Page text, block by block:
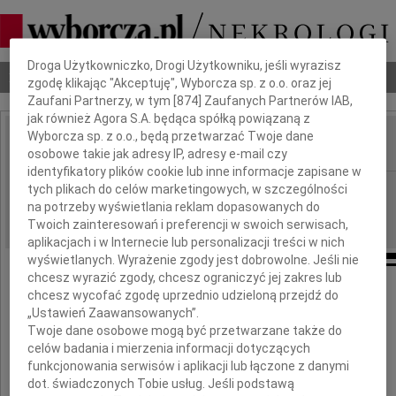
Nekrologi Odeszli Poradnik pogrzebowy
IMIĘ I NAZWISKO:
REGION: Łódź
DATA EMISJI: 21.12.2009
Najszczersze wyrazy współczucia
Pani
Anny Piaseckiej
Dbamy o Twoją prywatność
Droga Użytkowniczko, Drogi Użytkowniku, jeśli wyrazisz
zgodę klikając "Akceptuję", Wyborcza sp. z o.o. oraz jej
Zaufani Partnerzy, w tym [874 ] Zaufanych Partnerów IAB,
jak również Agora S.A. będąca spółką powiązaną z
Wyborcza sp. z o.o., będą przetwarzać Twoje dane
osobowe takie jak adresy IP, adresy e-mail czy
identyfikatory plików cookie lub inne informacje zapisane w
tych plikach do celów marketingowych, w szczególności
na potrzeby wyświetlania reklam dopasowanych do
Twoich zainteresowań i preferencji w swoich serwisach,
aplikacjach i w Internecie lub personalizacji treści w nich
wyświetlanych. Wyrażenie zgody jest dobrowolne. Jeśli nie
chcesz wyrazić zgody, chcesz ograniczyć jej zakres lub
chcesz wycofać zgodę uprzednio udzieloną przejdź do
„Ustawień Zaawansowanych”.
Twoje dane osobowe mogą być przetwarzane także do
celów badania i mierzenia informacji dotyczących
funkcjonowania serwisów i aplikacji lub łączone z danymi
dot. świadczonych Tobie usług. Jeśli podstawą